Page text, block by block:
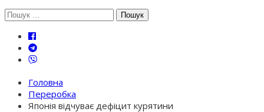
Шукати:
Головна
Переробка
Японія відчуває дефіцит курятини